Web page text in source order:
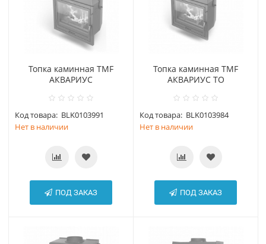
Топка каминная TMF
АКВАРИУС
Код товара: BLK0103991
Нет в наличии
ПОД ЗАКАЗ
Топка каминная TMF
АКВАРИУС ТО
Код товара: BLK0103984
Нет в наличии
ПОД ЗАКАЗ